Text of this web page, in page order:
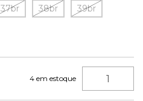
37br 38br 39br
4 em estoque